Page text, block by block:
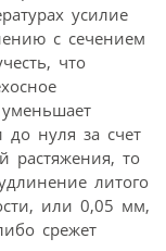
усилие
с сечением
что
до нуля за счет
растяжения, то
литого
или 0,05 мм,
срежет